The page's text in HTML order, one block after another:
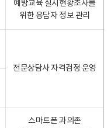
예방교육 실시현황조사를
위한 응답자 정보 관리
전문상담사 자격검정 운영
스마트폰 과의존